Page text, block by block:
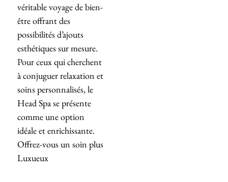
véritable voyage de bien-
être offrant des
possibilités d’ajouts
esthétiques sur mesure.
Pour ceux qui cherchent
à conjuguer relaxation et
soins personnalisés, le
Head Spa se présente
comme une option
idéale et enrichissante.
Offrez-vous un soin plus
Luxueux